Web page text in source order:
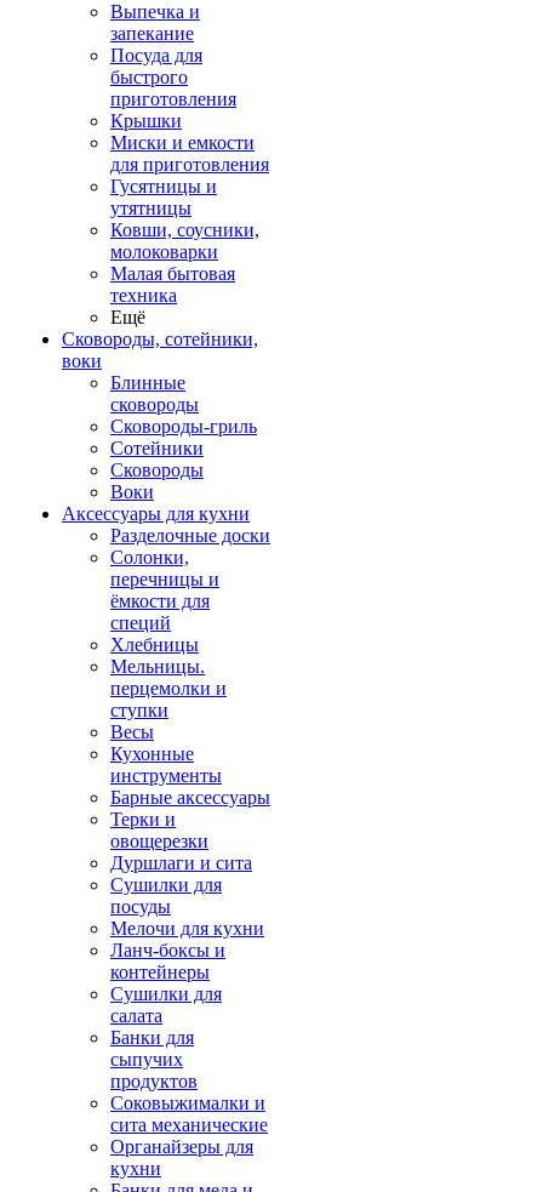
Выпечка и
запекание
Посуда для
быстрого
приготовления
Крышки
Миски и емкости
для приготовления
Гусятницы и
утятницы
Ковши, соусники,
молоковарки
Малая бытовая
техника
Ещё
Сковороды, сотейники,
воки
Блинные
сковороды
Сковороды-гриль
Сотейники
Сковороды
Воки
Аксессуары для кухни
Разделочные доски
Солонки,
перечницы и
ёмкости для
специй
Хлебницы
Мельницы.
перцемолки и
ступки
Весы
Кухонные
инструменты
Барные аксессуары
Терки и
овощерезки
Дуршлаги и сита
Сушилки для
посуды
Мелочи для кухни
Ланч-боксы и
контейнеры
Сушилки для
салата
Банки для
сыпучих
продуктов
Соковыжималки и
сита механические
Органайзеры для
кухни